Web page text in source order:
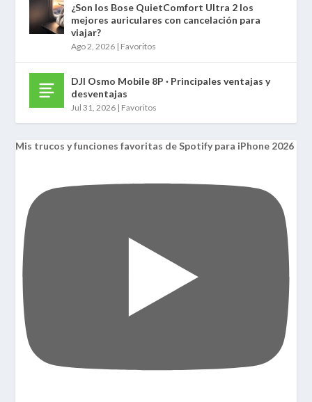
¿Son los Bose QuietComfort Ultra 2 los
mejores auriculares con cancelación para
viajar?
Ago 2, 2026 | Favoritos
DJI Osmo Mobile 8P · Principales ventajas y
desventajas
Jul 31, 2026 | Favoritos
Mis trucos y funciones favoritas de Spotify para iPhone 2026